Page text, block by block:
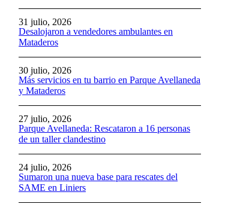
Desalojaron a vendedores ambulantes en
Mataderos
31 julio, 2026
Más servicios en tu barrio en Parque Avellaneda
y Mataderos
30 julio, 2026
Parque Avellaneda: Rescataron a 16 personas
de un taller clandestino
27 julio, 2026
Sumaron una nueva base para rescates del
SAME en Liniers
24 julio, 2026